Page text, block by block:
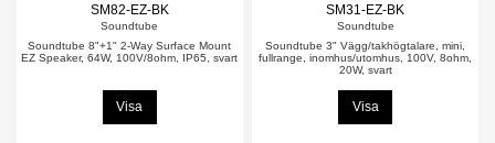
SM82-EZ-BK
Soundtube
Soundtube 8"+1" 2-Way Surface Mount
EZ Speaker, 64W, 100V/8ohm, IP65, svart
Visa
SM31-EZ-BK
Soundtube
Soundtube 3" Vägg/takhögtalare, mini,
fullrange, inomhus/utomhus, 100V, 8ohm,
20W, svart
Visa